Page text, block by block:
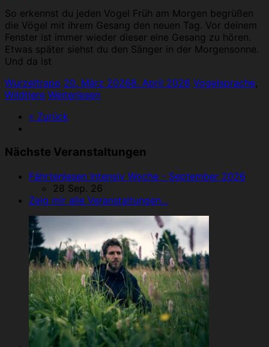
LinkedIn
So erkennst du jeden Vogel Früh am Morgen begrüßen
die Vögel mit ihrem Gesang den neuen Tag. Vor deinem
Fenster ist immer wieder dieser eine Gesang zu hören.
Etwas später siehst du den Sänger in der Morgensonne.
Und da ist
Wurzeltrapp 20. März 20268. April 2026 Vogelsprache
Wildtiere Weiterlesen
« Zurück
Nächste Veranstaltungen
Fährtenlesen Intensiv Woche - September 2026
28 Sep. 26
Zeig mir alle Veranstaltungen...